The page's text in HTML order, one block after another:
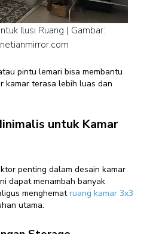
Ilusi Ruang | Gambar:
pintu lemari bisa membantu
kamar terasa lebih luas dan
untuk Kamar
penting dalam desain kamar
dapat menambah banyak
menghematruang kamar 3x3
utama.